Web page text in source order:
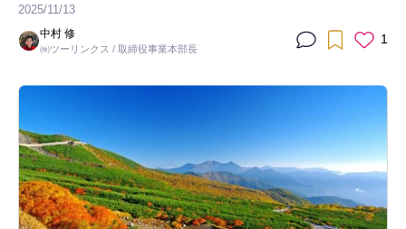
2025/11/13
中村 修
㈱ツーリンクス / 取締役事業本部長
1